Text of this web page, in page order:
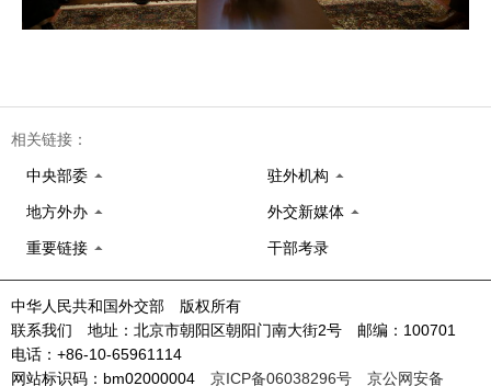
相关链接：
中央部委 驻外机构
地方外办 外交新媒体
重要链接 干部考录
中华人民共和国外交部 版权所有
联系我们 地址：北京市朝阳区朝阳门南大街2号 邮编：100701
电话：+86-10-65961114
网站标识码：bm02000004 京ICP备06038296号 京公网安备